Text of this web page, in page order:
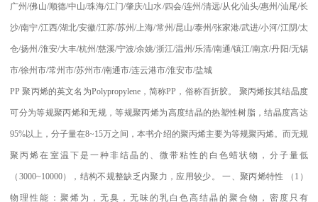
广州/佛山/顺德/中山/珠海/江门/肇庆/山水/四会/连州 /清远/从化/汕头/惠州/汕尾/长
沙/南宁/江西/湖北/安徽/江苏/苏州/上海/常州 /昆山/泰州 /张家港/武进/小河/江阴/太
仓/扬州 /淮安/大丰/杭州/慈溪/宁波/余姚/浙江/温州 /乐清/南通/镇江/南京/丹阳/无锡
市/徐州市/常州市/苏州市/南通市/连云港市/淮安市/盐城
PP聚丙烯的英文名为Polypropylene，简称PP ，俗称百折胶。 聚丙烯按其结晶度
可分为等规聚丙烯和无规，等规聚丙烯为高度结晶的热塑性树脂，结晶度高达
95%以上，分子量在8~15万之间，本书介绍的聚丙烯主要为等规聚丙烯。而无规
聚丙烯在室温下是一种非结晶的、微带粘性的白色蜡状物，分子量低
（ 3000~10000），结构不规整缺乏内聚力，应用较少。一、聚丙烯特性 （ 1 ）
物理性能：聚烯为，无臭，无味的乳白色高结晶的聚合物，密度只有